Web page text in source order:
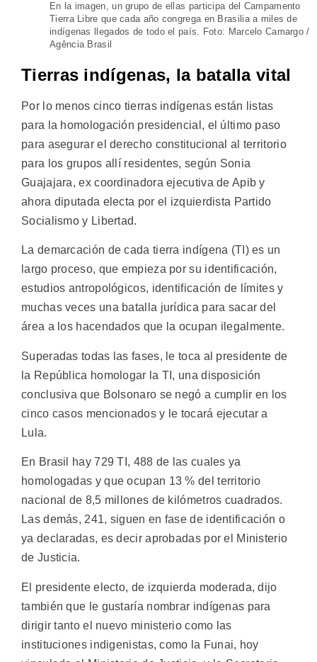
En la imagen, un grupo de ellas participa del Campamento
Tierra Libre que cada año congrega en Brasilia a miles de
indígenas llegados de todo el país. Foto: Marcelo Camargo /
Agência Brasil
Tierras indígenas, la batalla vital
Por lo menos cinco tierras indígenas están listas
para la homologación presidencial, el último paso
para asegurar el derecho constitucional al territorio
para los grupos allí residentes, según Sonia
Guajajara, ex coordinadora ejecutiva de Apib y
ahora diputada electa por el izquierdista Partido
Socialismo y Libertad.
La demarcación de cada tierra indígena (TI) es un
largo proceso, que empieza por su identificación,
estudios antropológicos, identificación de límites y
muchas veces una batalla jurídica para sacar del
área a los hacendados que la ocupan ilegalmente.
Superadas todas las fases, le toca al presidente de
la República homologar la TI, una disposición
conclusiva que Bolsonaro se negó a cumplir en los
cinco casos mencionados y le tocará ejecutar a
Lula.
En Brasil hay 729 TI, 488 de las cuales ya
homologadas y que ocupan 13 % del territorio
nacional de 8,5 millones de kilómetros cuadrados.
Las demás, 241, siguen en fase de identificación o
ya declaradas, es decir aprobadas por el Ministerio
de Justicia.
El presidente electo, de izquierda moderada, dijo
también que le gustaría nombrar indígenas para
dirigir tanto el nuevo ministerio como las
instituciones indigenistas, como la Funai, hoy